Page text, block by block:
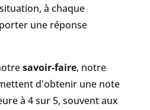
à chaque
une réponse
savoir-faire, notre
d'obtenir une note
à 4 sur 5, souvent aux